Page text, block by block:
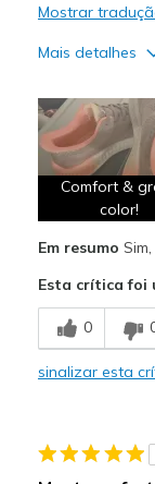
Mostrar
Mais detalhes
Attractive Design
Comfortable
Melhores
Casual Wear
Walking
Width
Comfort &
color!
Em resumo
Esta crítica foi
0
sinalizar esta